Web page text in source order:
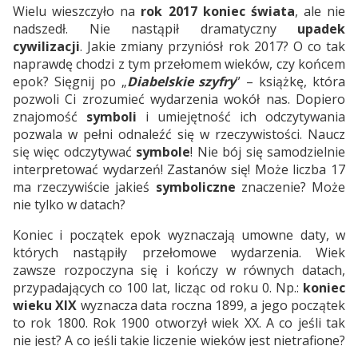
Wielu wieszczyło na rok 2017 koniec świata, ale nie
nadszedł. Nie nastąpił dramatyczny upadek
cywilizacji. Jakie zmiany przyniósł rok 2017? O co tak
naprawdę chodzi z tym przełomem wieków, czy końcem
epok? Sięgnij po „Diabelskie szyfry” – książkę, która
pozwoli Ci zrozumieć wydarzenia wokół nas. Dopiero
znajomość symboli i umiejętność ich odczytywania
pozwala w pełni odnaleźć się w rzeczywistości. Naucz
się więc odczytywać symbole! Nie bój się samodzielnie
interpretować wydarzeń! Zastanów się! Może liczba 17
ma rzeczywiście jakieś symboliczne znaczenie? Może
nie tylko w datach?
Koniec i początek epok wyznaczają umowne daty, w
których nastąpiły przełomowe wydarzenia. Wiek
zawsze rozpoczyna się i kończy w równych datach,
przypadających co 100 lat, licząc od roku 0. Np.: koniec
wieku XIX wyznacza data roczna 1899, a jego początek
to rok 1800. Rok 1900 otworzył wiek XX. A co jeśli tak
nie jest? A co jeśli takie liczenie wieków jest nietrafione?